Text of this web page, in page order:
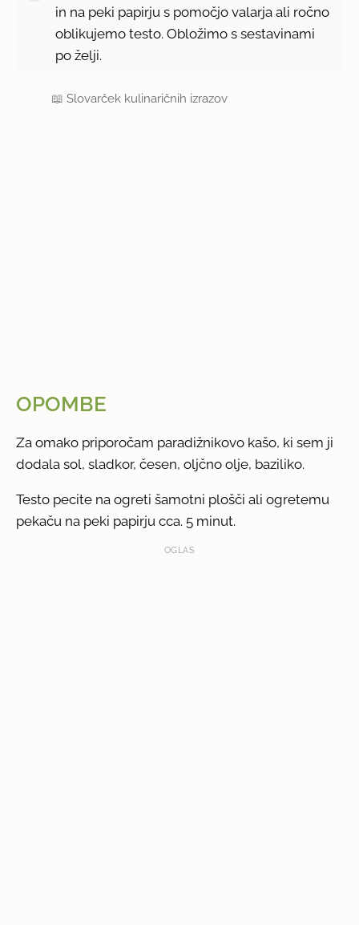
in na peki papirju s pomočjo valarja ali ročno
oblikujemo testo. Obložimo s sestavinami
po želji.
📖Slovarček kulinaričnih izrazov
OPOMBE
Za omako priporočam paradižnikovo kašo, ki sem ji
dodala sol, sladkor, česen, oljčno olje, baziliko.
Testo pecite na ogreti šamotni plošči ali ogretemu
pekaču na peki papirju cca. 5 minut.
OGLAS